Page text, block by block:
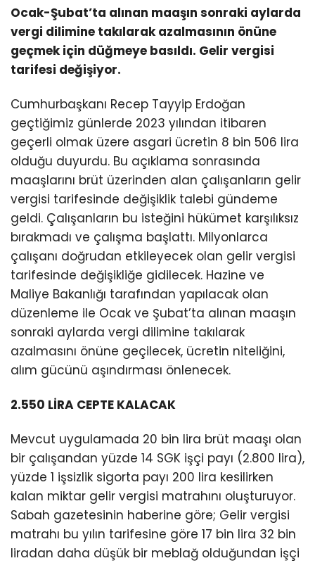
Instagram
Youtube
Ocak-Şubat’ta alınan maaşın sonraki aylarda
vergi dilimine takılarak azalmasının önüne
geçmek için düğmeye basıldı. Gelir vergisi
tarifesi değişiyor.
Cumhurbaşkanı Recep Tayyip Erdoğan
geçtiğimiz günlerde 2023 yılından itibaren
geçerli olmak üzere asgari ücretin 8 bin 506 lira
olduğu duyurdu. Bu açıklama sonrasında
maaşlarını brüt üzerinden alan çalışanların gelir
vergisi tarifesinde değişiklik talebi gündeme
geldi. Çalışanların bu isteğini hükümet karşılıksız
bırakmadı ve çalışma başlattı. Milyonlarca
çalışanı doğrudan etkileyecek olan gelir vergisi
tarifesinde değişikliğe gidilecek. Hazine ve
Maliye Bakanlığı tarafından yapılacak olan
düzenleme ile Ocak ve Şubat’ta alınan maaşın
sonraki aylarda vergi dilimine takılarak
azalmasını önüne geçilecek, ücretin niteliğini,
alım gücünü aşındırması önlenecek.
2.550 LİRA CEPTE KALACAK
Mevcut uygulamada 20 bin lira brüt maaşı olan
bir çalışandan yüzde 14 SGK işçi payı (2.800 lira),
yüzde 1 işsizlik sigorta payı 200 lira kesilirken
kalan miktar gelir vergisi matrahını oluşturuyor.
Sabah gazetesinin haberine göre; Gelir vergisi
matrahı bu yılın tarifesine göre 17 bin lira 32 bin
liradan daha düşük bir meblağ olduğundan işçi